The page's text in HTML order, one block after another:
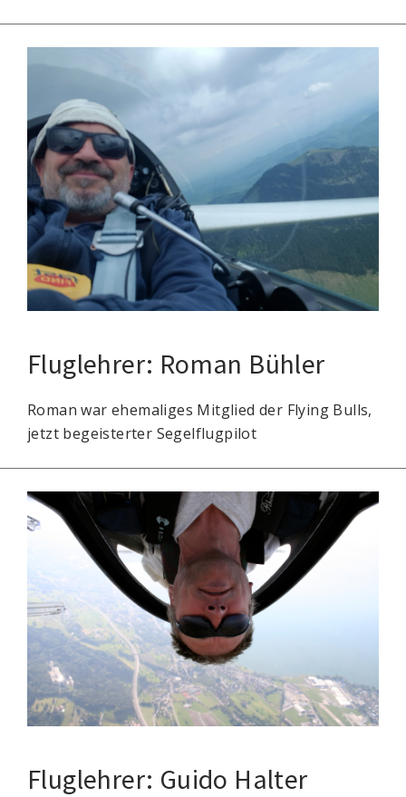
Fluglehrer: Roman Bühler
Roman war ehemaliges Mitglied der Flying Bulls,
jetzt begeisterter Segelflugpilot
Fluglehrer: Guido Halter